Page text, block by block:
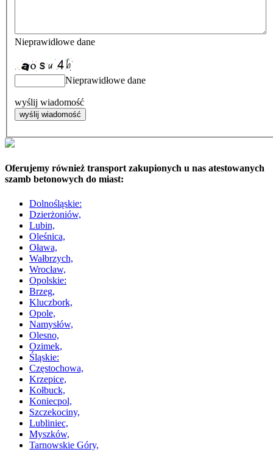
Nieprawidłowe dane
Nieprawidłowe dane
wyślij wiadomość
Oferujemy również transport zakupionych u nas atestowanych
szamb betonowych do miast:
Dolnośląskie:
Dzierżoniów,
Lubin,
Oleśnica,
Oława,
Wałbrzych,
Wrocław,
Opolskie:
Brzeg,
Kluczbork,
Opole,
Namysłów,
Olesno,
Ozimek,
Śląskie:
Częstochowa,
Krzepice,
Kołbuck,
Koniecpol,
Szczekociny,
Lubliniec,
Myszków,
Tarnowskie Góry,